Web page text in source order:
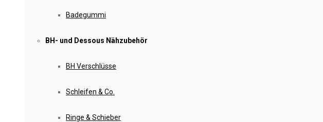
Badegummi
BH- und Dessous Nähzubehör
BH Verschlüsse
Schleifen & Co.
Ringe & Schieber